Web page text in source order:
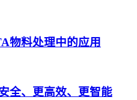
物料处理中的应用
全、更高效、更智能